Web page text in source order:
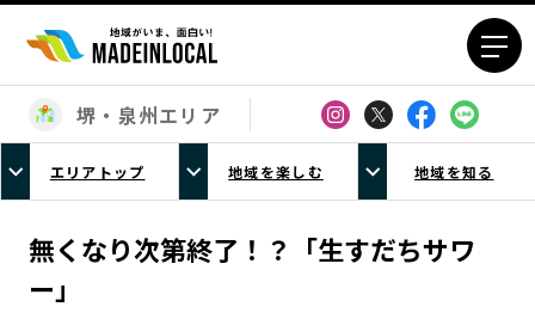
エリアから探す
北海道エリア
青森エリア
宮城エリア
秋田エリア
山形エリア
福島エリア
堺・泉州エリア
エリアトップ 地域を楽しむ 地域を知る
無くなり次第終了！？「生すだちサワ
ー」